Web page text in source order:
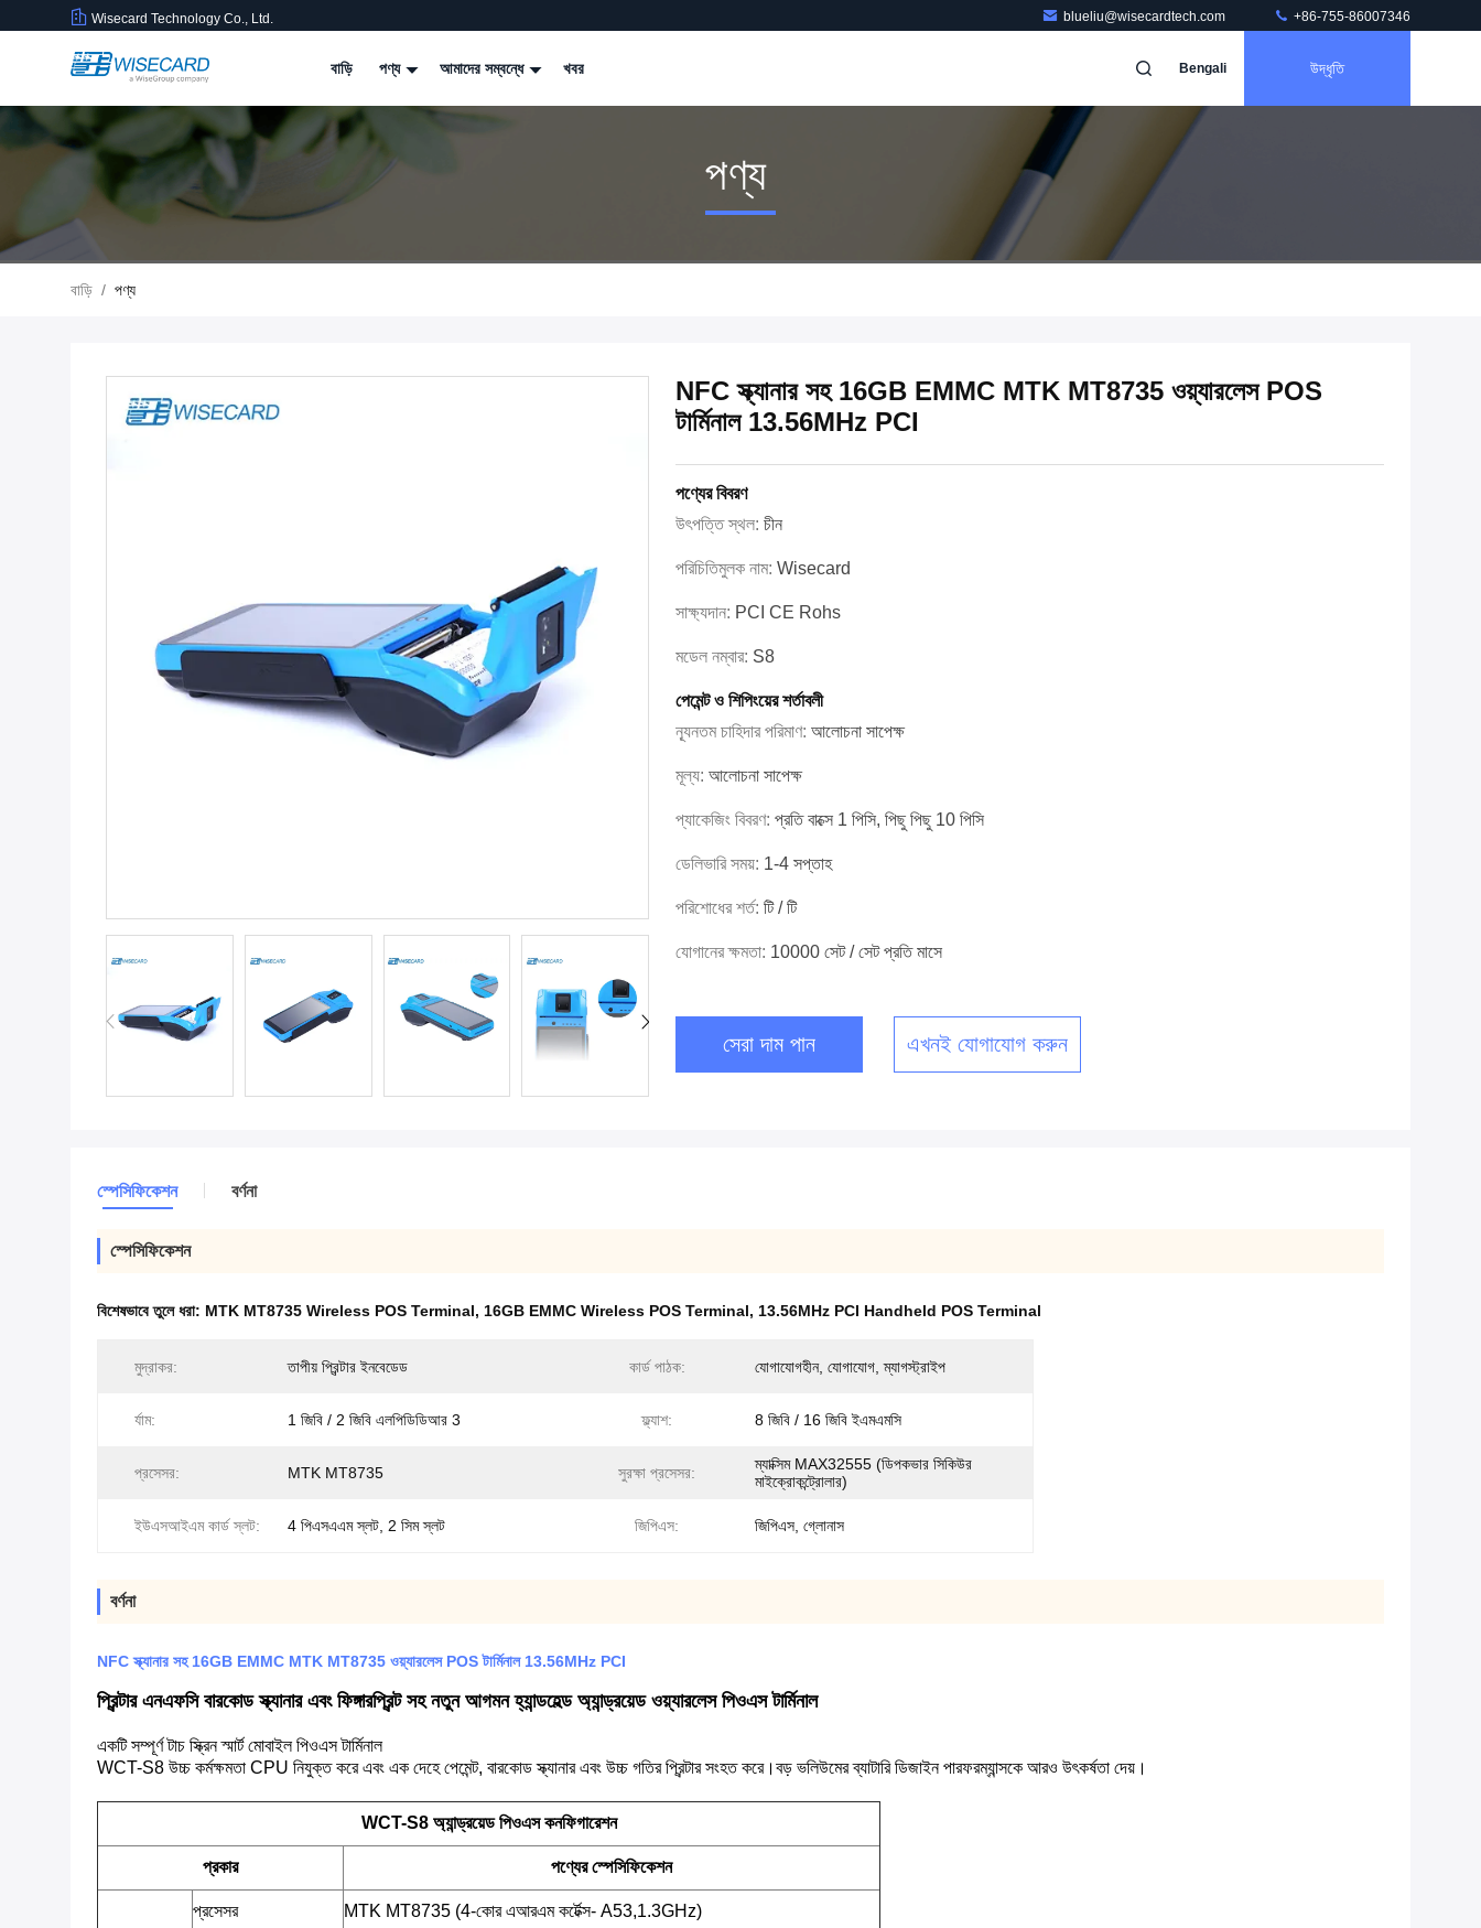
Wisecard Technology Co., Ltd. blueliu@wisecardtech.com +86-755-86007346
বাড়ি পণ্য আমাদের সম্বন্ধে খবর Bengali উদ্ধৃতি
পণ্য
বাড়ি / পণ্য
NFC স্ক্যানার সহ 16GB EMMC MTK MT8735 ওয়্যারলেস POS
টার্মিনাল 13.56MHz PCI
পণ্যের বিবরণ
উৎপত্তি স্থল: চীন
পরিচিতিমুলক নাম: Wisecard
সাক্ষ্যদান: PCI CE Rohs
মডেল নম্বার: S8
পেমেন্ট ও শিপিংয়ের শর্তাবলী
ন্যূনতম চাহিদার পরিমাণ: আলোচনা সাপেক্ষ
মূল্য: আলোচনা সাপেক্ষ
প্যাকেজিং বিবরণ: প্রতি বাক্সে 1 পিসি, পিছু পিছু 10 পিসি
ডেলিভারি সময়: 1-4 সপ্তাহ
পরিশোধের শর্ত: টি / টি
যোগানের ক্ষমতা: 10000 সেট / সেট প্রতি মাসে
সেরা দাম পান এখনই যোগাযোগ করুন
স্পেসিফিকেশন বর্ণনা
স্পেসিফিকেশন
বিশেষভাবে তুলে ধরা: MTK MT8735 Wireless POS Terminal, 16GB EMMC Wireless POS Terminal, 13.56MHz PCI Handheld POS Terminal
মুদ্রাকর: তাপীয় প্রিন্টার ইনবেডেড কার্ড পাঠক: যোগাযোগহীন, যোগাযোগ, ম্যাগস্ট্রাইপ
র্যাম: 1 জিবি / 2 জিবি এলপিডিডিআর 3 ফ্ল্যাশ: 8 জিবি / 16 জিবি ইএমএমসি
প্রসেসর: MTK MT8735 সুরক্ষা প্রসেসর:
ম্যাক্সিম MAX32555 (ডিপকভার সিকিউর
মাইক্রোকন্ট্রোলার)
ইউএসআইএম কার্ড স্লট: 4 পিএসএএম স্লট, 2 সিম স্লট জিপিএস: জিপিএস, গ্লোনাস
বর্ণনা
NFC স্ক্যানার সহ 16GB EMMC MTK MT8735 ওয়্যারলেস POS টার্মিনাল 13.56MHz PCI
প্রিন্টার এনএফসি বারকোড স্ক্যানার এবং ফিঙ্গারপ্রিন্ট সহ নতুন আগমন হ্যান্ডহেল্ড অ্যান্ড্রয়েড ওয়্যারলেস পিওএস টার্মিনাল
একটি সম্পূর্ণ টাচ স্ক্রিন স্মার্ট মোবাইল পিওএস টার্মিনাল
WCT-S8 উচ্চ কর্মক্ষমতা CPU নিযুক্ত করে এবং এক দেহে পেমেন্ট, বারকোড স্ক্যানার এবং উচ্চ গতির প্রিন্টার সংহত করে।বড় ভলিউমের ব্যাটারি ডিজাইন পারফরম্যান্সকে আরও উৎকর্ষতা দেয়।
WCT-S8 অ্যান্ড্রয়েড পিওএস কনফিগারেশন
প্রকার পণ্যের স্পেসিফিকেশন
প্রসেসর MTK MT8735 (4-কোর এআরএম কর্টেক্স- A53,1.3GHz)